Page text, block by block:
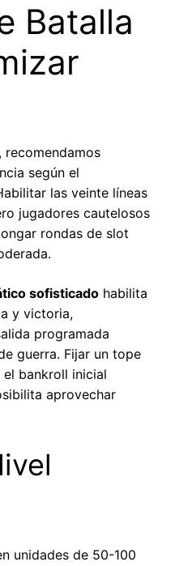
Batalla
recomendamos
según el
las veinte líneas
jugadores cautelosos
rondas de slot
sofisticado habilita
y victoria,
programada
guerra. Fijar un tope
bankroll inicial
aprovechar
unidades de 50-100